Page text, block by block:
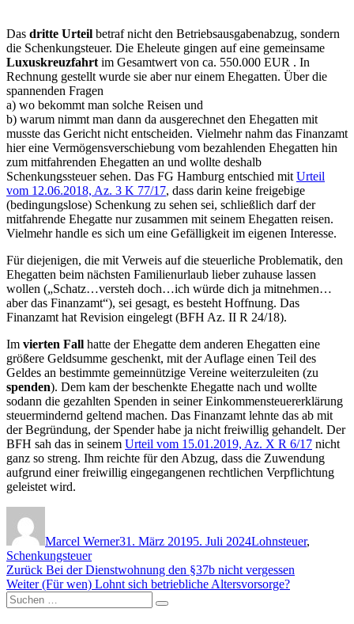
Das dritte Urteil betraf nicht den Betriebsausgabenabzug, sondern
die Schenkungsteuer. Die Eheleute gingen auf eine gemeinsame
Luxuskreuzfahrt im Gesamtwert von ca. 550.000 EUR . In
Rechnung gestellt wurde sie aber nur einem Ehegatten. Über die
spannenden Fragen
a) wo bekommt man solche Reisen und
b) warum nimmt man dann da ausgerechnet den Ehegatten mit
musste das Gericht nicht entscheiden. Vielmehr nahm das Finanzamt
hier eine Vermögensverschiebung vom bezahlenden Ehegatten hin
zum mitfahrenden Ehegatten an und wollte deshalb
Schenkungssteuer sehen. Das FG Hamburg entschied mit Urteil
vom 12.06.2018, Az. 3 K 77/17, dass darin keine freigebige
(bedingungslose) Schenkung zu sehen sei, schließlich darf der
mitfahrende Ehegatte nur zusammen mit seinem Ehegatten reisen.
Vielmehr handle es sich um eine Gefälligkeit im eigenen Interesse.
Für diejenigen, die mit Verweis auf die steuerliche Problematik, den
Ehegatten beim nächsten Familienurlaub lieber zuhause lassen
wollen („Schatz…versteh doch…ich würde dich ja mitnehmen…
aber das Finanzamt“), sei gesagt, es besteht Hoffnung. Das
Finanzamt hat Revision eingelegt (BFH Az. II R 24/18).
Im vierten Fall hatte der Ehegatte dem anderen Ehegatten eine
größere Geldsumme geschenkt, mit der Auflage einen Teil des
Geldes an bestimmte gemeinnützige Vereine weiterzuleiten (zu
spenden). Dem kam der beschenkte Ehegatte nach und wollte
sodann die gezahlten Spenden in seiner Einkommensteuererklärung
steuermindernd geltend machen. Das Finanzamt lehnte das ab mit
der Begründung, der Spender habe ja nicht freiwillig gehandelt. Der
BFH sah das in seinem Urteil vom 15.01.2019, Az. X R 6/17 nicht
ganz so streng. Ihm reichte für den Abzug, dass die Zuwendung
aufgrund einer freiwillig eingegangenen rechtlichen Verpflichtung
geleistet wird.
Marcel Werner31. März 20195. Juli 2024Lohnsteuer,
Schenkungsteuer
Beitragsnavigation
Zurück Vorheriger
Beitrag:
Bei der Dienstwohnung den §37b nicht vergessen
Weiter Nächster
Beitrag:
(Für wen) Lohnt sich betriebliche Altersvorsorge?
Suchen
nach:
Suchen